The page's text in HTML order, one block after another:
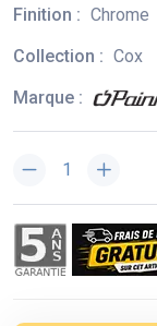
Finition : Chrome
Collection : Cox
Marque :